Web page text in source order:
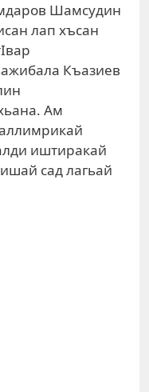
Шамсудин
лап хъсан
Къазиев
Ам
иштиракай
сад лагьай